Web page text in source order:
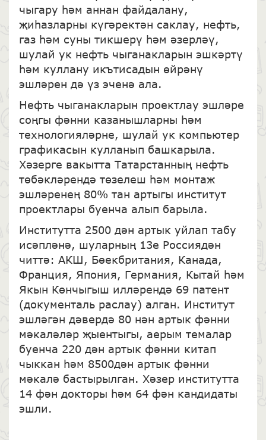
чыгару һәм аннан файдалану,
җиһазларны күгәректән саклау, нефть,
газ һәм суны тикшерү һәм әзерләү,
шулай ук нефть чыганакларын эшкәртү
һәм куллану икътисадын өйрәнү
эшләрен дә үз эченә ала.
Нефть чыганакларын проектлау эшләре
соңгы фәнни казанышларны һәм
технологияләрне, шулай ук компьютер
графикасын кулланып башкарыла.
Хәзерге вакытта Татарстанның нефть
төбәкләрендә төзелеш һәм монтаж
эшләренең 80% тан артыгы институт
проектлары буенча алып барыла.
Институтта 2500 дән артык уйлап табу
исәпләнә, шуларның 13е Россиядән
читтә: АКШ, Бөекбритания, Канада,
Франция, Япония, Германия, Кытай һәм
Якын Көнчыгыш илләрендә 69 патент
(документаль раслау) алган. Институт
эшләгән дәвердә 80 нән артык фәнни
мәкаләләр җыентыгы, аерым темалар
буенча 220 дән артык фәнни китап
чыккан һәм 8500дән артык фәнни
мәкалә бастырылган. Хәзер институтта
14 фән докторы һәм 64 фән кандидаты
эшли.